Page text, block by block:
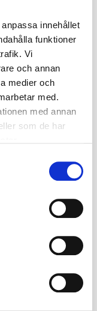
innehållet
funktioner
Vi
och annan
medier och
med.
med annan
som de har
70R13C Fälg
ET30
104N TL M+S.
och dess krav
på vänster